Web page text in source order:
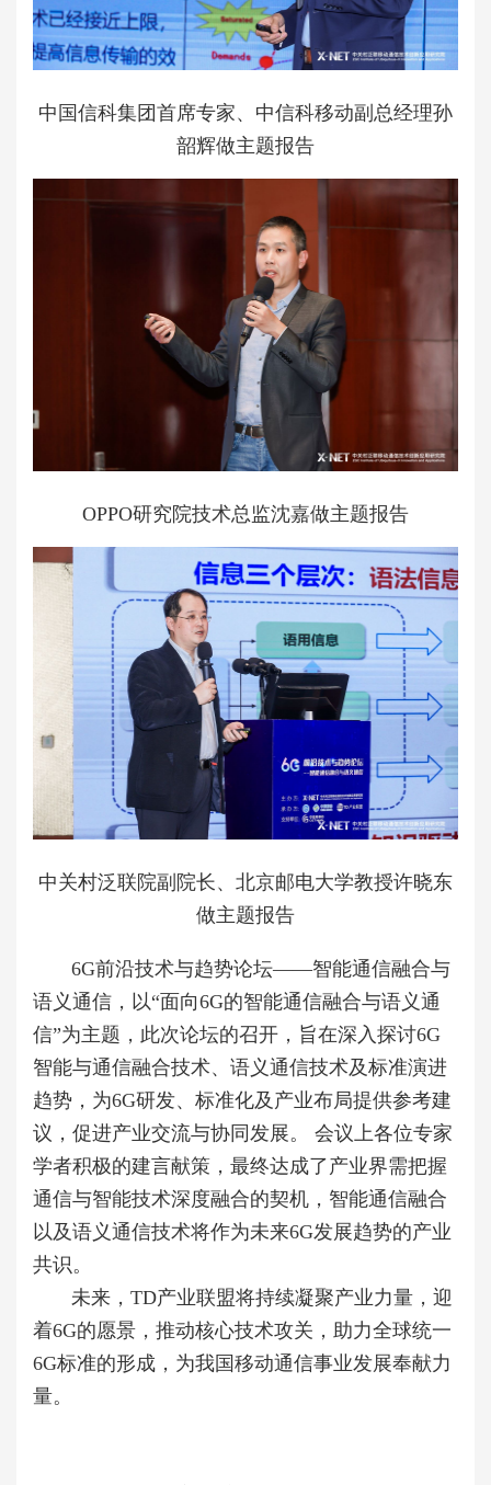
中国信科集团首席专家、中信科移动副总经理孙
韶辉做主题报告
OPPO研究院技术总监沈嘉做主题报告
中关村泛联院副院长、北京邮电大学教授许晓东
做主题报告
6G前沿技术与趋势论坛——智能通信融合与
语义通信，以“面向6G的智能通信融合与语义通
信”为主题，此次论坛的召开，旨在深入探讨6G
智能与通信融合技术、语义通信技术及标准演进
趋势，为6G研发、标准化及产业布局提供参考建
议，促进产业交流与协同发展。 会议上各位专家
学者积极的建言献策，最终达成了产业界需把握
通信与智能技术深度融合的契机，智能通信融合
以及语义通信技术将作为未来6G发展趋势的产业
共识。
未来，TD产业联盟将持续凝聚产业力量，迎
着6G的愿景，推动核心技术攻关，助力全球统一
6G标准的形成，为我国移动通信事业发展奉献力
量。